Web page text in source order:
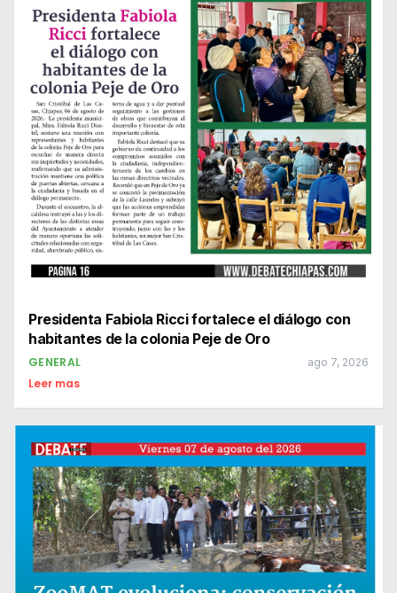
Presidenta Fabiola Ricci fortalece el diálogo con
habitantes de la colonia Peje de Oro
GENERAL ago 7, 2026
Leer mas